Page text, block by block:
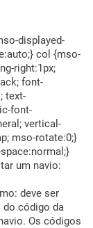
displayed-
col {mso-
right:1px;
font-
text-
font-
vertical-
mso-rotate:0;}
um navio:
deve ser
do código da
Os códigos